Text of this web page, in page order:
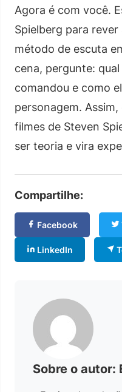
Agora é com você.
Spielberg para
método de escuta
cena, pergunte:
comandou e como
personagem.
filmes de Steven
ser teoria e vira
Compartilhe:
Facebook
LinkedIn
Sobre o autor: